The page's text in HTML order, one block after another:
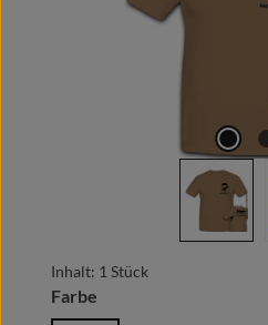
Inhalt: 1 Stück
Farbe